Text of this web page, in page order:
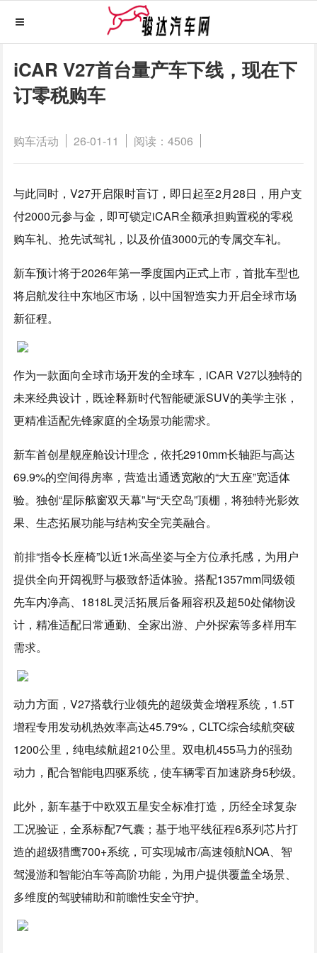
iCAR V27首台量产车下线，现在下
订零税购车
购车活动 26-01-11 阅读：4506
与此同时，V27开启限时盲订，即日起至2月28日，用户支
付2000元参与金，即可锁定iCAR全额承担购置税的零税
购车礼、抢先试驾礼，以及价值3000元的专属交车礼。
新车预计将于2026年第一季度国内正式上市，首批车型也
将启航发往中东地区市场，以中国智造实力开启全球市场
新征程。
作为一款面向全球市场开发的全球车，iCAR V27以独特的
未来经典设计，既诠释新时代智能硬派SUV的美学主张，
更精准适配先锋家庭的全场景功能需求。
新车首创星舰座舱设计理念，依托2910mm长轴距与高达
69.9%的空间得房率，营造出通透宽敞的“大五座”宽适体
验。独创“星际舷窗双天幕”与“天空岛”顶棚，将独特光影效
果、生态拓展功能与结构安全完美融合。
前排“指令长座椅”以近1米高坐姿与全方位承托感，为用户
提供全向开阔视野与极致舒适体验。搭配1357mm同级领
先车内净高、1818L灵活拓展后备厢容积及超50处储物设
计，精准适配日常通勤、全家出游、户外探索等多样用车
需求。
动力方面，V27搭载行业领先的超级黄金增程系统，1.5T
增程专用发动机热效率高达45.79%，CLTC综合续航突破
1200公里，纯电续航超210公里。双电机455马力的强劲
动力，配合智能电四驱系统，使车辆零百加速跻身5秒级。
此外，新车基于中欧双五星安全标准打造，历经全球复杂
工况验证，全系标配7气囊；基于地平线征程6系列芯片打
造的超级猎鹰700+系统，可实现城市/高速领航NOA、智
驾漫游和智能泊车等高阶功能，为用户提供覆盖全场景、
多维度的驾驶辅助和前瞻性安全守护。